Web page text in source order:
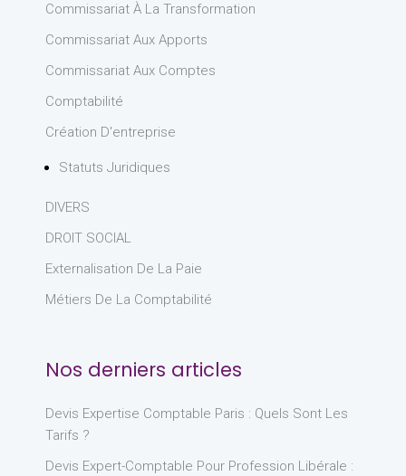
Commissariat À La Transformation
Commissariat Aux Apports
Commissariat Aux Comptes
Comptabilité
Création D'entreprise
Statuts Juridiques
DIVERS
DROIT SOCIAL
Externalisation De La Paie
Métiers De La Comptabilité
Nos derniers articles
Devis Expertise Comptable Paris : Quels Sont Les
Tarifs ?
Devis Expert-Comptable Pour Profession Libérale :